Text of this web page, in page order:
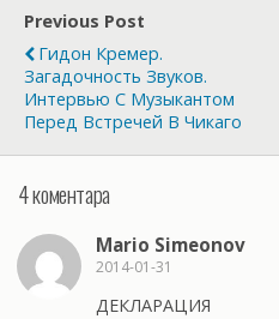
Previous Post
Гидон Кремер.
Загадочность Звуков.
Интервью С Музыкантом
Перед Встречей В Чикаго
4 коментара
Mario Simeonov
2014-01-31
ДЕКЛАРАЦИЯ